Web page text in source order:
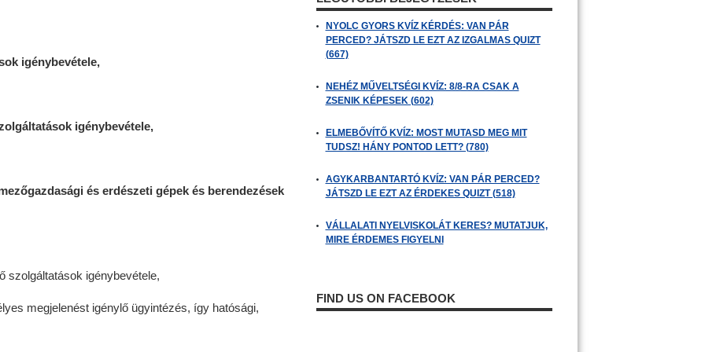
igénybevétele,
igénybevétele,
és erdészeti gépek és berendezések
szolgáltatások igénybevétele,
megjelenést igénylő ügyintézés, így hatósági,
NYOLC GYORS KVÍZ KÉRDÉS: VAN PÁR
PERCED? JÁTSZD LE EZT AZ IZGALMAS QUIZT
(667)
NEHÉZ MŰVELTSÉGI KVÍZ: 8/8-RA CSAK A
ZSENIK KÉPESEK (602)
ELMEBŐVÍTŐ KVÍZ: MOST MUTASD MEG MIT
TUDSZ! HÁNY PONTOD LETT? (780)
AGYKARBANTARTÓ KVÍZ: VAN PÁR PERCED?
JÁTSZD LE EZT AZ ÉRDEKES QUIZT (518)
VÁLLALATI NYELVISKOLÁT KERES? MUTATJUK,
MIRE ÉRDEMES FIGYELNI
FIND US ON FACEBOOK